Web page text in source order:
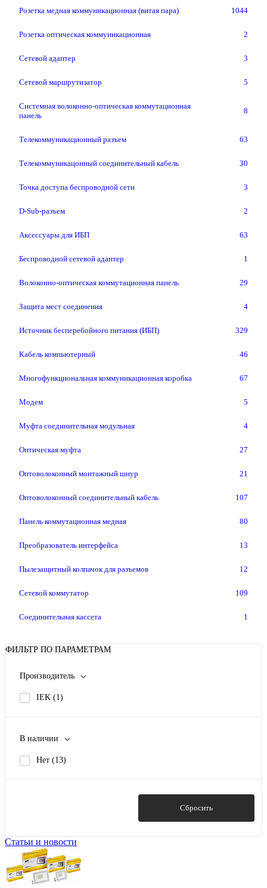
Розетка медная коммуникационная (витая пара) 1044
Розетка оптическая коммуникационная 2
Сетевой адаптер 3
Сетевой маршрутизатор 5
Системная волоконно-оптическая коммутационная
панель
8
Телекоммуникационный разъем 63
Телекоммуникацонный соединительный кабель 30
Точка доступа беспроводной сети 3
D-Sub-разъем 2
Аксессуары для ИБП 63
Беспроводной сетевой адаптер 1
Волоконно-оптическая коммутационная панель 29
Защита мест соединения 4
Источник бесперебойного питания (ИБП) 329
Кабель компьютерный 46
Многофункциональная коммуникационная коробка 67
Модем 5
Муфта соединительная модульная 4
Оптическая муфта 27
Оптоволоконный монтажный шнур 21
Оптоволоконный соединительный кабель 107
Панель коммутационная медная 80
Преобразователь интерфейса 13
Пылезащитный колпачок для разъемов 12
Сетевой коммутатор 109
Соединительная кассета 1
ФИЛЬТР ПО ПАРАМЕТРАМ
Производитель
IEK (1)
В наличии
Нет (13)
Сбросить
Статьи и новости